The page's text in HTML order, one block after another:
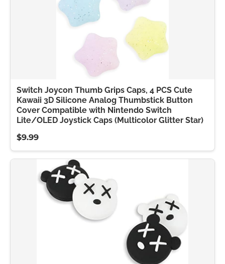
Switch Joycon Thumb Grips Caps, 4 PCS Cute
Kawaii 3D Silicone Analog Thumbstick Button
Cover Compatible with Nintendo Switch
Lite/OLED Joystick Caps (Multicolor Glitter Star)
$9.99